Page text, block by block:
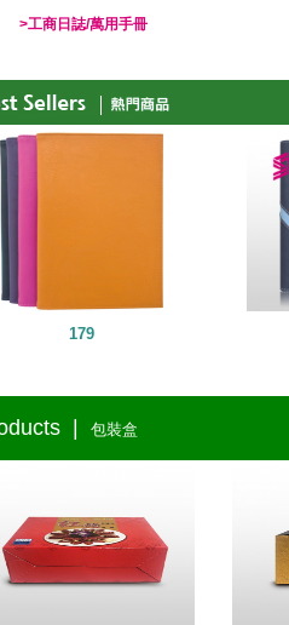
>工商日誌/萬用手冊
179
| 包裝盒